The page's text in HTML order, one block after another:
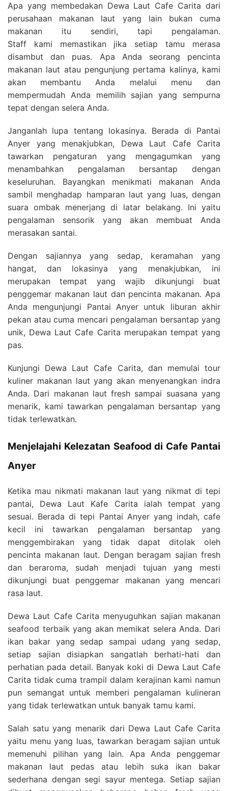
Apa yang membedakan Dewa Laut Cafe Carita dari
perusahaan makanan laut yang lain bukan cuma
makanan itu sendiri, tapi pengalaman.
Staff kami memastikan jika setiap tamu merasa
disambut dan puas. Apa Anda seorang pencinta
makanan laut atau pengunjung pertama kalinya, kami
akan membantu Anda melalui menu dan
mempermudah Anda memilih sajian yang sempurna
tepat dengan selera Anda.
Janganlah lupa tentang lokasinya. Berada di Pantai
Anyer yang menakjubkan, Dewa Laut Cafe Carita
tawarkan pengaturan yang mengagumkan yang
menambahkan pengalaman bersantap dengan
keseluruhan. Bayangkan menikmati makanan Anda
sambil menghadap hamparan laut yang luas, dengan
suara ombak menerjang di latar belakang. Ini yaitu
pengalaman sensorik yang akan membuat Anda
merasakan santai.
Dengan sajiannya yang sedap, keramahan yang
hangat, dan lokasinya yang menakjubkan, ini
merupakan tempat yang wajib dikunjungi buat
penggemar makanan laut dan pencinta makanan. Apa
Anda mengunjungi Pantai Anyer untuk liburan akhir
pekan atau cuma mencari pengalaman bersantap yang
unik, Dewa Laut Cafe Carita merupakan tempat yang
pas.
Kunjungi Dewa Laut Cafe Carita, dan memulai tour
kuliner makanan laut yang akan menyenangkan indra
Anda. Dari makanan laut fresh sampai suasana yang
menarik, kami tawarkan pengalaman bersantap yang
tidak terlewatkan.
Menjelajahi Kelezatan Seafood di Cafe Pantai
Anyer
Ketika mau nikmati makanan laut yang nikmat di tepi
pantai, Dewa Laut Kafe Carita ialah tempat yang
sesuai. Berada di tepi Pantai Anyer yang indah, cafe
kecil ini tawarkan pengalaman bersantap yang
menggembirakan yang tidak dapat ditolak oleh
pencinta makanan laut. Dengan beragam sajian fresh
dan beraroma, sudah menjadi tujuan yang mesti
dikunjungi buat penggemar makanan yang mencari
rasa laut.
Dewa Laut Cafe Carita menyuguhkan sajian makanan
seafood terbaik yang akan memikat selera Anda. Dari
ikan bakar yang sedap sampai udang yang sedap,
setiap sajian disiapkan sangatlah berhati-hati dan
perhatian pada detail. Banyak koki di Dewa Laut Cafe
Carita tidak cuma trampil dalam kerajinan kami namun
pun semangat untuk memberi pengalaman kulineran
yang tidak terlewatkan untuk banyak tamu kami.
Salah satu yang menarik dari Dewa Laut Cafe Carita
yaitu menu yang luas, tawarkan beragam sajian untuk
memenuhi pilihan yang lain. Apa Anda penggemar
makanan laut pedas atau lebih suka ikan bakar
sederhana dengan segi sayur mentega. Setiap sajian